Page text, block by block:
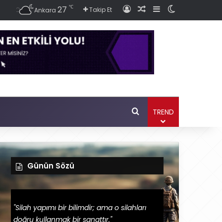
Ankara 27 ℃ Takip Et Giriş Rastgele Haber
Kenar Bölmesi
Ara TREND
Günün Sözü
"Silah yapımı bir bilimdir; ama o silahları
doğru kullanmak bir sanattır."